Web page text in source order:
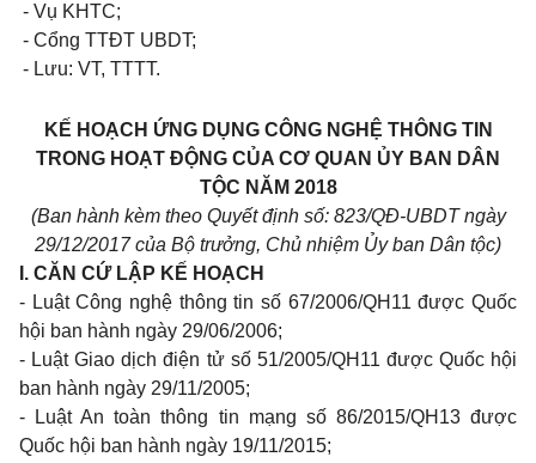
- Vụ KHTC;
- Cổng TTĐT UBDT;
- Lưu: VT, TTTT.
KẾ HOẠCH ỨNG DỤNG CÔNG NGHỆ THÔNG TIN
TRONG HOẠT ĐỘNG CỦA CƠ QUAN ỦY BAN DÂN
TỘC NĂM 2018
(Ban hành kèm theo Quyết định số: 823/QĐ-UBDT ngày
29/12/2017 của Bộ trưởng, Chủ nhiệm Ủy ban Dân tộc)
I. CĂN CỨ LẬP KẾ HOẠCH
- Luật Công nghệ thông tin số 67/2006/QH11 được Quốc
hội ban hành ngày 29/06/2006;
- Luật Giao dịch điện tử số 51/2005/QH11 được Quốc hội
ban hành ngày 29/11/2005;
- Luật An toàn thông tin mạng số 86/2015/QH13 được
Quốc hội ban hành ngày 19/11/2015;